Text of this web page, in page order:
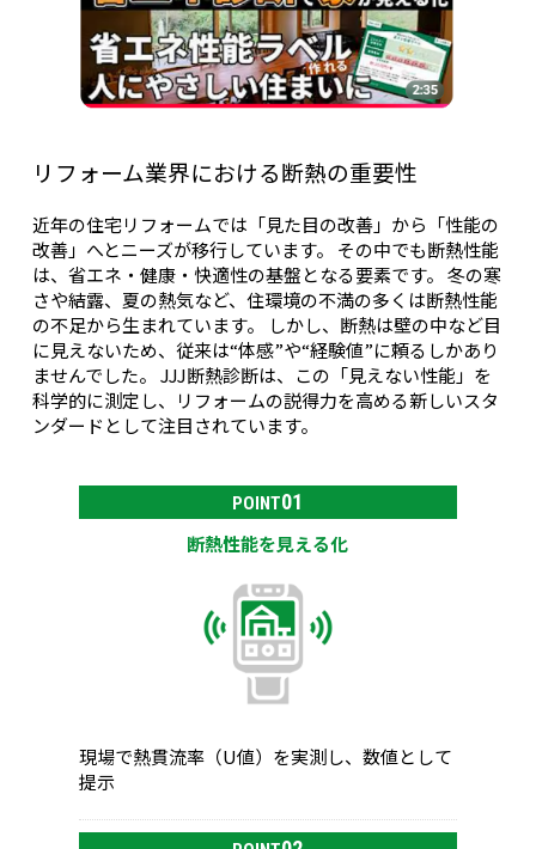
リフォーム業界における断熱の重要性
近年の住宅リフォームでは「見た目の改善」から「性能の
改善」へとニーズが移行しています。 その中でも断熱性能
は、省エネ・健康・快適性の基盤となる要素です。 冬の寒
さや結露、夏の熱気など、住環境の不満の多くは断熱性能
の不足から生まれています。 しかし、断熱は壁の中など目
に見えないため、従来は“体感”や“経験値”に頼るしかあり
ませんでした。 JJJ断熱診断は、この「見えない性能」を
科学的に測定し、リフォームの説得力を高める新しいスタ
ンダードとして注目されています。
POINT01
断熱性能を見える化
現場で熱貫流率（U値）を実測し、数値として
提示